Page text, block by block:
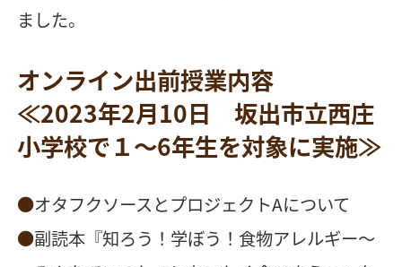
ました。
オンライン出前授業内容
≪2023年2月10日 坂出市立西庄
小学校で１～6年生を対象に実施≫
オタフクソースとプロジェクトAについて
副読本『知ろう！学ぼう！食物アレルギー～